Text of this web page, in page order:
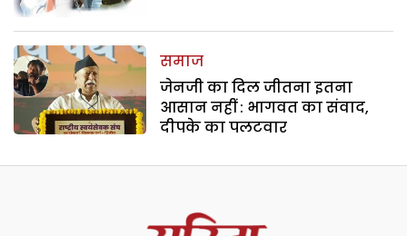
समाज
जेनजी का दिल जीतना इतना
आसान नहीं : भागवत का संवाद,
दीपके का पलटवार